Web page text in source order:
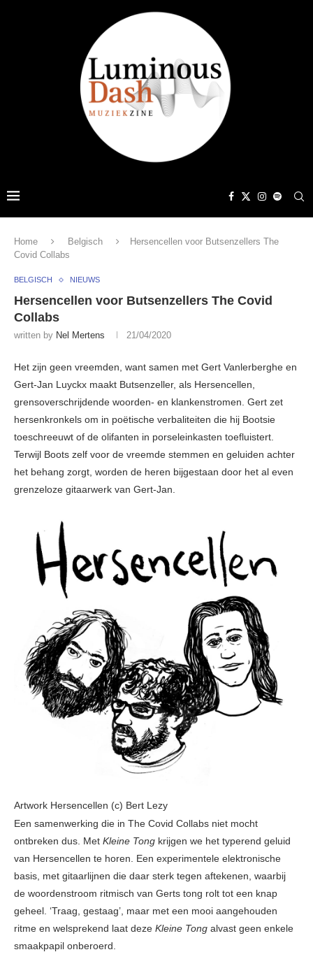
Home Belgisch
Hersencellen voor Butsenzellers The
Covid Collabs
BELGISCH NIEUWS
Hersencellen voor Butsenzellers The Covid
Collabs
written by Nel Mertens 21/04/2020
Het zijn geen vreemden, want samen met Gert Vanlerberghe en
Gert-Jan Luyckx maakt Butsenzeller, als Hersencellen,
grensoverschrijdende woorden- en klankenstromen. Gert zet
hersenkronkels om in poëtische verbaliteiten die hij Bootsie
toeschreeuwt of de olifanten in porseleinkasten toefluistert.
Terwijl Boots zelf voor de vreemde stemmen en geluiden achter
het behang zorgt, worden de heren bijgestaan door het al even
grenzeloze gitaarwerk van Gert-Jan.
Artwork Hersencellen (c) Bert Lezy
Een samenwerking die in The Covid Collabs niet mocht
ontbreken dus. Met Kleine Tong krijgen we het typerend geluid
van Hersencellen te horen. Een experimentele elektronische
basis, met gitaarlijnen die daar sterk tegen aftekenen, waarbij
de woordenstroom ritmisch van Gerts tong rolt tot een knap
geheel. ‘Traag, gestaag’, maar met een mooi aangehouden
ritme en welsprekend laat deze Kleine Tong alvast geen enkele
smaakpapil onberoerd.